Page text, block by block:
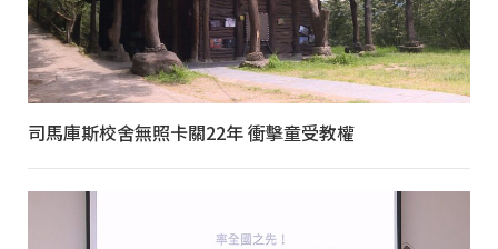
司馬庫斯校舍無照卡關22年 衝擊童受教權